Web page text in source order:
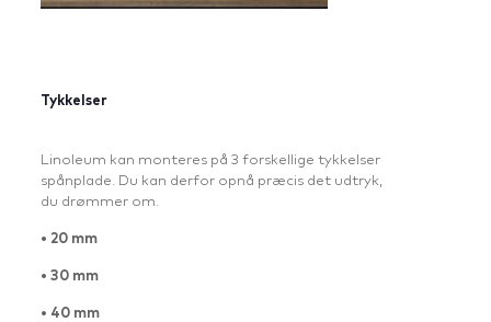
Tykkelser
Linoleum kan monteres på 3 forskellige tykkelser
spånplade. Du kan derfor opnå præcis det udtryk,
du drømmer om.
• 20 mm
• 30 mm
• 40 mm